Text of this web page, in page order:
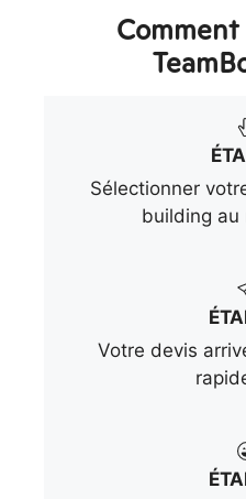
Sélectionner
building au
Votre devis